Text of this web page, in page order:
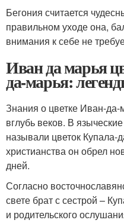
Бегония считается
правильном уходе она,
внимания к себе не
Иван да марья
да-марья:
Знания о цветке Иван-
вглубь веков. В
называли цветок
христианства он обрел
дней.
Согласно
свете брат с сестрой –
и родительского